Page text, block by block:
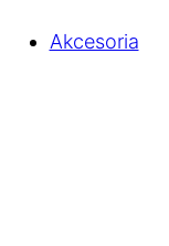
Akcesoria